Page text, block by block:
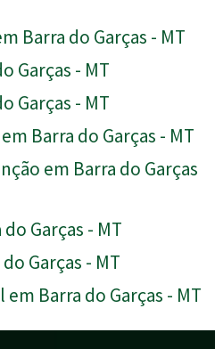
Barra do Garças - MT
Garças - MT
Garças - MT
Barra do Garças - MT
em Barra do Garças
Garças - MT
Garças - MT
Barra do Garças - MT